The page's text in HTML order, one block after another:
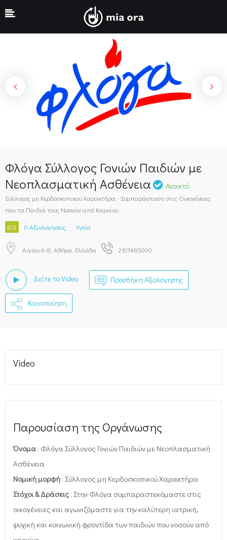
Show Sidebar
Φλόγα Σύλλογος Γονιών Παιδιών με
Νεοπλασματική Ασθένεια
Ανοικτό
Σύλλογος μη Κερδοσκοπικού Χαρακτήρα - Συμπαράσταση στις Οικογένειες
που τα Παιδιά τους Νοσούν από Καρκίνο
0.0
0 Αξιολογήσεις Υγεία
Αιγίου 6-8, Αθήνα, Ελλάδα 2107485000
Δείτε το Video Προσθήκη Αξιολόγησης
Κοινοποίηση
Video
Παρουσίαση της Οργάνωσης
Όνομα : Φλόγα Σύλλογος Γονιών Παιδιών με Νεοπλασματική
Ασθένεια
Νομική μορφή : Σύλλογος μη Κερδοσκοπικού Χαρακτήρα
Στόχοι & Δράσεις : Στην Φλόγα συμπαραστεκόμαστε στις
οικογένειες και αγωνιζόμαστε για την καλύτερη ιατρική,
ψυχική και κοινωνική φροντίδα των παιδιών που νοσούν από